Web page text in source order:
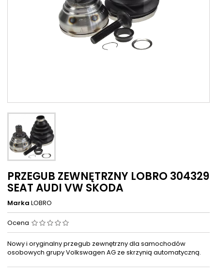
PRZEGUB ZEWNĘTRZNY LOBRO 304329
SEAT AUDI VW SKODA
Marka LOBRO
Ocena
Nowy i oryginalny przegub zewnętrzny dla samochodów
osobowych grupy Volkswagen AG ze skrzynią automatyczną.